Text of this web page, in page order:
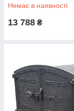
Немає в наявності
13 788 ₴